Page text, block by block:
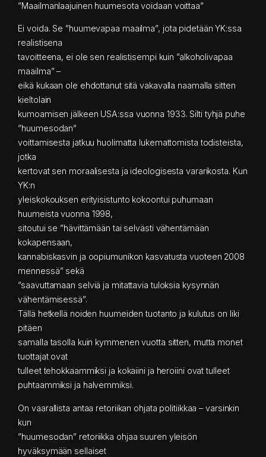
”Maailmanlaajuinen huumesota voidaan voittaa”
Ei voida. Se ”huumevapaa maailma”, jota pidetään YK:ssa
realistisena
tavoitteena, ei ole sen realistisempi kuin ”alkoholivapaa
maailma” –
eikä kukaan ole ehdottanut sitä vakavalla naamalla sitten
kieltolain
kumoamisen jälkeen USA:ssa vuonna 1933. Silti tyhjä puhe
”huumesodan”
voittamisesta jatkuu huolimatta lukemattomista todisteista,
jotka
kertovat sen moraalisesta ja ideologisesta vararikosta. Kun
YK:n
yleiskokouksen erityisistunto kokoontui puhumaan
huumeista vuonna 1998,
sitoutui se ”hävittämään tai selvästi vähentämään
kokapensaan,
kannabiskasvin ja oopiumunikon kasvatusta vuoteen 2008
mennessä” sekä
”saavuttamaan selviä ja mitattavia tuloksia kysynnän
vähentämisessä”.
Tällä hetkellä noiden huumeiden tuotanto ja kulutus on liki
pitäen
samalla tasolla kuin kymmenen vuotta sitten, mutta monet
tuottajat ovat
tulleet tehokkaammiksi ja kokaiini ja heroiini ovat tulleet
puhtaammiksi ja halvemmiksi.
On vaarallista antaa retoriikan ohjata politiikkaa – varsinkin
kun
”huumesodan” retoriikka ohjaa suuren yleisön
hyväksymään sellaiset